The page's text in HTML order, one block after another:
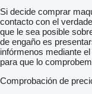
Si decide comprar
contacto con el
que le sea posible
de engaño es
infórmenos mediante
para que lo
Comprobación de